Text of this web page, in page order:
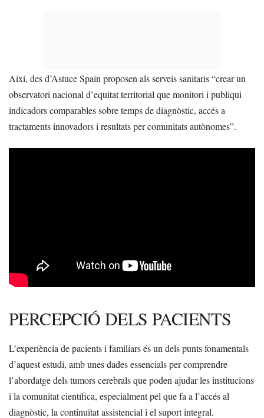
Així, des d’Astuce Spain proposen als serveis sanitaris “crear un
observatori nacional d’equitat territorial que monitori i publiqui
indicadors comparables sobre temps de diagnòstic, accés a
tractaments innovadors i resultats per comunitats autònomes”.
PERCEPCIÓ DELS PACIENTS
L’experiència de pacients i familiars és un dels punts fonamentals
d’aquest estudi, amb unes dades essencials per comprendre
l’abordatge dels tumors cerebrals que poden ajudar les institucions
i la comunitat científica, especialment pel que fa a l’accés al
diagnòstic, la continuïtat assistencial i el suport integral.